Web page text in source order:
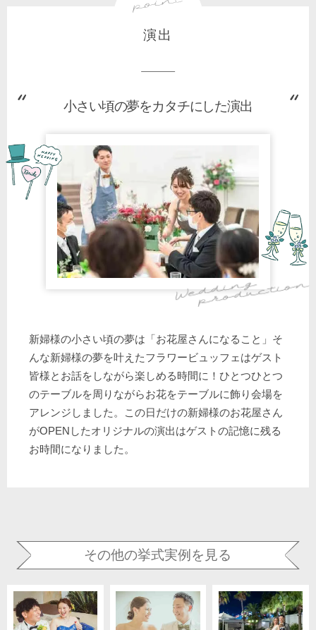
演出
小さい頃の夢をカタチにした演出
新婦様の小さい頃の夢は「お花屋さんになること」そ
んな新婦様の夢を叶えたフラワービュッフェはゲスト
皆様とお話をしながら楽しめる時間に！ひとつひとつ
のテーブルを周りながらお花をテーブルに飾り会場を
アレンジしました。この日だけの新婦様のお花屋さん
がOPENしたオリジナルの演出はゲストの記憶に残る
お時間になりました。
その他の挙式実例を見る